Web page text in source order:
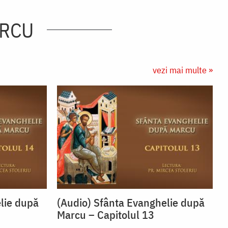
vezi mai multe »
după
(Audio) Sfânta Evanghelie după
Marcu – Capitolul 13